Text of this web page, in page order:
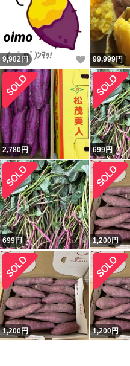
9,982円 いいね！
99,999円
2,780円 699円
699円 1,200円
1,200円 1,200円